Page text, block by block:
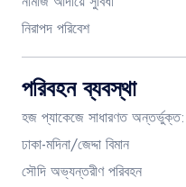
নিরাপদ পরিবেশ
পরিবহন ব্যবস্থা
হজ প্যাকেজে সাধারণত অন্তর্ভুক্ত:
ঢাকা-মদিনা/জেদ্দা বিমান
সৌদি অভ্যন্তরীণ পরিবহন